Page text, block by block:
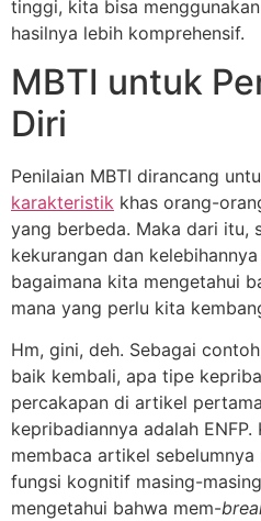
tinggi, kita bisa menggunakan
hasilnya lebih komprehensif.
MBTI untuk
Diri
Penilaian MBTI dirancang
karakteristik khas orang-
yang berbeda. Maka dari itu,
kekurangan dan
bagaimana kita mengetahui
mana yang perlu kita
Hm, gini, deh. Sebagai
baik kembali, apa tipe
percakapan di artikel
kepribadiannya adalah ENFP.
membaca artikel
fungsi kognitif masing-
mengetahui bahwa mem-